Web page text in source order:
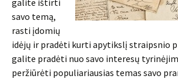
galite ištirti
savo temą,
rasti įdomių
idėjų ir pradėti kurti apytikslį straipsnio
galite pradėti nuo savo interesų
peržiūrėti populiariausias temas savo